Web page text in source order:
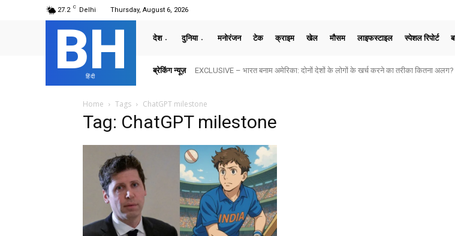
27.2 C Delhi Thursday, August 6, 2026
BH
हिंदी
देश दुनिया मनोरंजन टेक क्राइम खेल मौसम लाइफस्टाइल स्पेशल रिपोर्ट
ब्रेकिंग न्यूज़ EXCLUSIVE – भारत बनाम अमेरिका: दोनों देशों के लोगों के खर्च करने का तरीका कितना अलग?
Home Tags ChatGPT milestone
Tag: ChatGPT milestone